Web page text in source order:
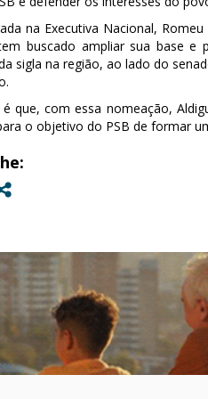
na Executiva Nacional,
buscado ampliar sua base e
sigla na região, ao lado do
que, com essa nomeação,
o objetivo do PSB de formar